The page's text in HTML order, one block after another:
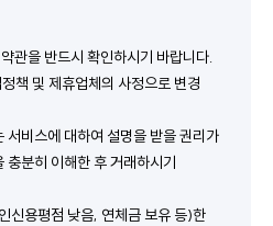
관을 반드시 확인하시기 바랍니다.
책 및 제휴업체의 사정으로 변경
서비스에 대하여 설명을 받을 권리가
충분히 이해한 후 거래하시기
신용평점 낮음, 연체금 보유 등)한